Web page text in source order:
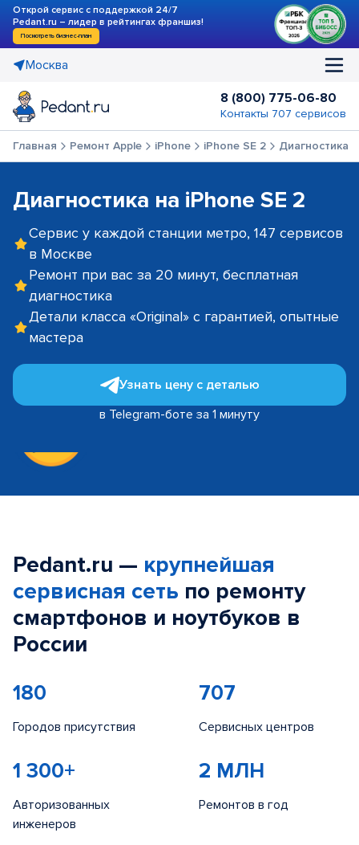
Открой сервис с поддержкой 24/7
Pedant.ru – лидер в рейтингах франшиз!
Посмотреть бизнес-план
Москва
8 (800) 775-06-80
Контакты 707 сервисов
Главная Ремонт Apple iPhone iPhone SE 2 Диагностика
Диагностика на iPhone SE 2
Сервис у каждой станции метро, 147 сервисов
в Москве
Ремонт при вас за 20 минут, бесплатная
диагностика
Детали класса «Original» с гарантией, опытные
мастера
Узнать цену с деталью
в Telegram-боте за 1 минуту
Pedant.ru — крупнейшая
сервисная сеть по ремонту
смартфонов и ноутбуков в
России
180
Городов присутствия
707
Сервисных центров
1 300+
Авторизованных
инженеров
2 МЛН
Ремонтов в год